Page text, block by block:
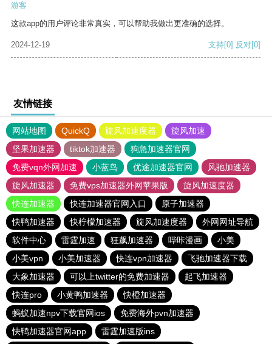
游客
这款app的用户评论非常真实，可以帮助我做出更准确的选择。
2024-12-19 支持[0] 反对[0]
友情链接
网站地图 QuickQ 旋风加速度器
旋风加速
坚果加速器
tiktok加速器
狗急加速器官网
免费vqn外网加速
小蓝鸟 优途加速器官网
风驰加速器
旋风加速器
免费vps加速器外网苹果版
旋风加速度器
快连加速器
快连加速器官网入口
原子加速器
快鸭加速器
快柠檬加速器 旋风加速度器
外网网址导航
软件中心
雷霆加速 狂飙加速器 哔咔漫画
小美
小美vpn
小美加速器 快连vρn加速器
飞驰加速器下载
大象加速器
可以上twitter的免费加速器
起飞加速器
快连pro
小黄鸭加速器
快橙加速器
蚂蚁加速npv下载官网ios
免费海外pvn加速器
快鸭加速器官网app
雷霆加速版ins